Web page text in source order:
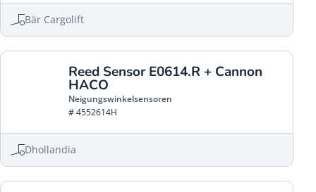
Bär Cargolift
Reed Sensor E0614.R + Cannon
HACO
Neigungswinkelsensoren
# 4552614H
Dhollandia